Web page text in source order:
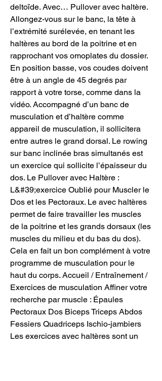
deltoïde. Avec… Pullover avec haltère.
Allongez-vous sur le banc, la tête à
l’extrémité surélevée, en tenant les
haltères au bord de la poitrine et en
rapprochant vos omoplates du dossier.
En position basse, vos coudes doivent
être à un angle de 45 degrés par
rapport à votre torse, comme dans la
vidéo. Accompagné d’un banc de
musculation et d’haltère comme
appareil de musculation, il sollicitera
entre autres le grand dorsal. Le rowing
sur banc inclinée bras simultanés est
un exercice qui sollicite l’épaisseur du
dos. Le Pullover avec Haltère :
L&#39;exercice Oublié pour Muscler le
Dos et les Pectoraux. Le avec haltères
permet de faire travailler les muscles
de la poitrine et les grands dorsaux (les
muscles du milieu et du bas du dos).
Cela en fait un bon complément à votre
programme de musculation pour le
haut du corps. Accueil / Entraînement /
Exercices de musculation Affiner votre
recherche par muscle : Épaules
Pectoraux Dos Biceps Triceps Abdos
Fessiers Quadriceps Ischio-jambiers
Les exercices avec haltères sont un